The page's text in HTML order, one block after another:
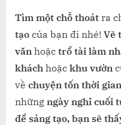
Tìm một chỗ thoát ra
tạo của bạn đi nhé! Vẽ
văn hoặc trổ tài làm
khách hoặc khu vườn
về chuyện tốn thời gian
những ngày nghỉ cuối
để sáng tạo, bạn sẽ